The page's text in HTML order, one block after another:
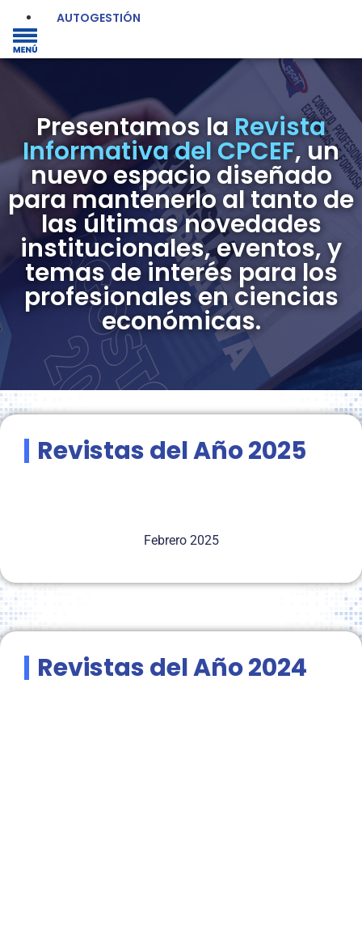
AUTOGESTIÓN
Presentamos laRevista
Informativa del CPCEF, un
nuevo espacio diseñado
para mantenerlo al tanto de
las últimas novedades
institucionales, eventos, y
temas de interés para los
profesionales en ciencias
económicas.
Revistas del Año 2025
Febrero 2025
Revistas del Año 2024